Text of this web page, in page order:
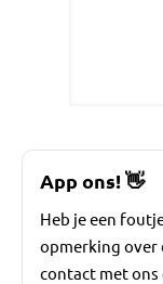
App ons!👋
Heb je een
opmerking over
contact met ons